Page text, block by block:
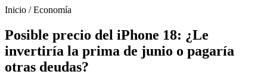
Inicio /Economía
Posible precio del iPhone 18: ¿Le
invertiría la prima de junio o pagaría
otras deudas?